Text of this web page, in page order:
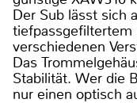
Der Sub lässt sich
tiefpassgefiltertem
verschiedenen
Das
Stabilität. Wer die
nur einen optisch